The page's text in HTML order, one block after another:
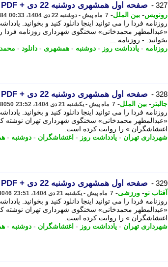
327 - صفحه اول همشهری دوشنبه 22 دی + PDF
رونویس- بین الملل- 7 ماه پیش - دوشنبه 22 دی 1404، 00:33
روزنامه فردا را می توانید اینجا دانلود کنید و بخوانید.
«عبدالمطهر محمدخانی» سخنگوی شهرداری روزنامه فردا را
بخوانید. - روزنامه ...
روزنامه - یادداشت روز - دوشنبه - همشهری - دانلود -
328 - صفحه اول همشهری دوشنبه 22 دی + PDF
جالبتر - بین الملل- 7 ماه پیش - یکشنبه 21 دی 1404، 23:52
روزنامه فردا را می توانید اینجا دانلود کنید و بخوانید.
«عبدالمطهر محمدخانی» سخنگوی شهرداری تهران
اغتشاشگران » را روایت کرده است.
شهرداری تهران - یادداشت روز - اغتشاشگران - دوشنبه -
329 - صفحه اول همشهری دوشنبه 22 دی + PDF
آفتاب نو- ورزشی- 7 ماه پیش - یکشنبه 21 دی 1404، 23:51
روزنامه فردا را می توانید اینجا دانلود کنید و بخوانید.
«عبدالمطهر محمدخانی» سخنگوی شهرداری تهران
اغتشاشگران » را روایت کرده است.
شهرداری تهران - یادداشت روز - اغتشاشگران - دوشنبه -